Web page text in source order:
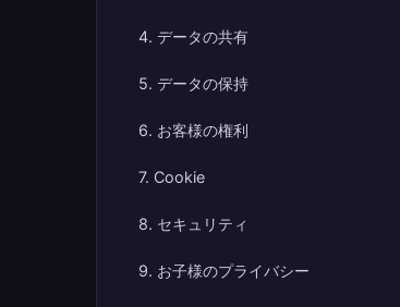
4. データの共有
5. データの保持
6. お客様の権利
7. Cookie
8. セキュリティ
9. お子様のプライバシー